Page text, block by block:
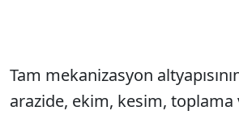
Tam mekanizasyon
arazide, ekim, kesim, toplama